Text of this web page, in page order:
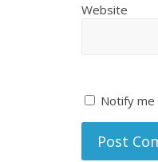
Website
Notify me